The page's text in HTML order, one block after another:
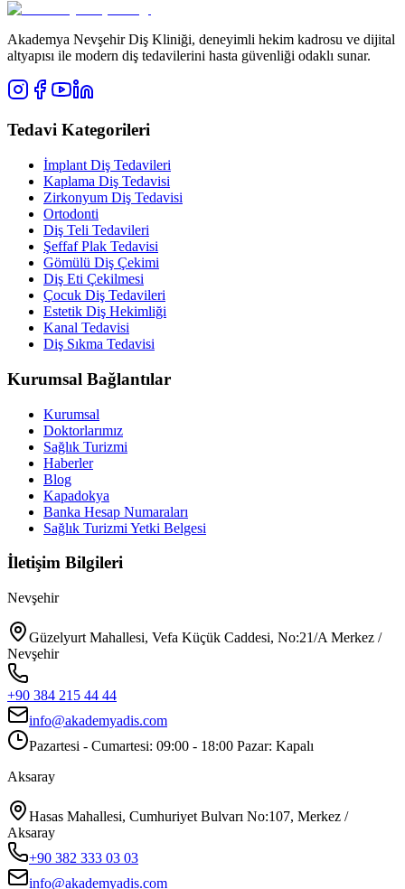
Akademya Nevşehir Diş Kliniği, deneyimli hekim kadrosu ve dijital
altyapısı ile modern diş tedavilerini hasta güvenliği odaklı sunar.
Tedavi Kategorileri
İmplant Diş Tedavileri
Kaplama Diş Tedavisi
Zirkonyum Diş Tedavisi
Ortodonti
Diş Teli Tedavileri
Şeffaf Plak Tedavisi
Gömülü Diş Çekimi
Diş Eti Çekilmesi
Çocuk Diş Tedavileri
Estetik Diş Hekimliği
Kanal Tedavisi
Diş Sıkma Tedavisi
Kurumsal Bağlantılar
Kurumsal
Doktorlarımız
Sağlık Turizmi
Haberler
Blog
Kapadokya
Banka Hesap Numaraları
Sağlık Turizmi Yetki Belgesi
İletişim Bilgileri
Nevşehir
Güzelyurt Mahallesi, Vefa Küçük Caddesi, No:21/A Merkez /
Nevşehir
+90 384 215 44 44
info@akademyadis.com
Pazartesi - Cumartesi: 09:00 - 18:00 Pazar: Kapalı
Aksaray
Hasas Mahallesi, Cumhuriyet Bulvarı No:107, Merkez /
Aksaray
+90 382 333 03 03
info@akademyadis.com